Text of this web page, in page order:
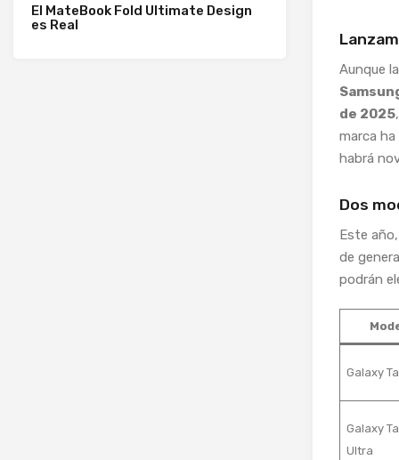
Aunque
de 2025
marca
habrá
Dos
Este
de
podrán
Galaxy
Galaxy
Ultra
El MateBook Fold Ultimate Design
es Real